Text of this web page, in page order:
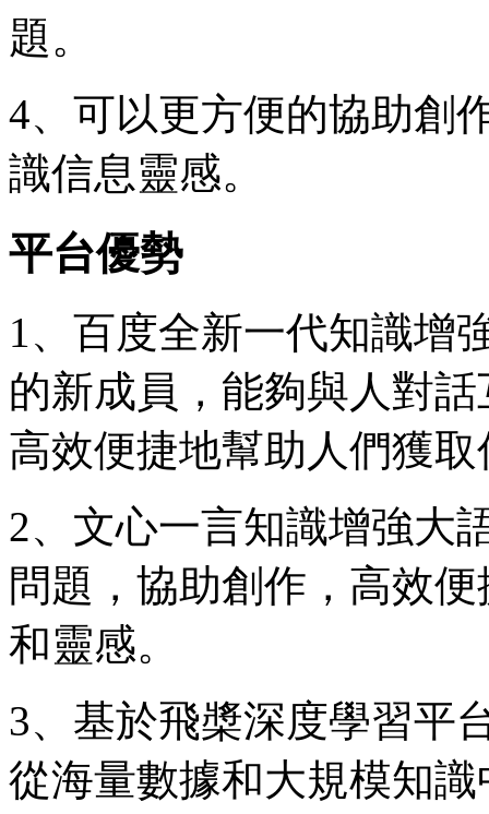
題。
4、可以更方便的協助創
識信息靈感。
平台優勢
1、百度全新一代知識增
的新成員，能夠與人對
高效便捷地幫助人們獲
2、文心一言知識增強大
問題，協助創作，高效
和靈感。
3、基於飛槳深度學習平
從海量數據和大規模知